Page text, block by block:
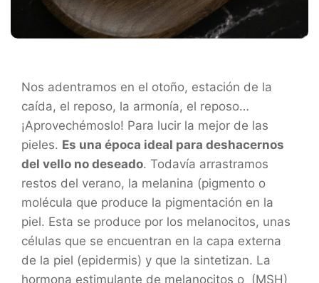
Nos adentramos en el otoño, estación de la
caída, el reposo, la armonía, el reposo…
¡Aprovechémoslo! Para lucir la mejor de las
pieles. Es una época ideal para deshacernos
del vello no deseado. Todavía arrastramos
restos del verano, la melanina (pigmento o
molécula que produce la pigmentación en la
piel. Esta se produce por los melanocitos, unas
células que se encuentran en la capa externa
de la piel (epidermis) y que la sintetizan. La
hormona estimulante de melanocitos o (MSH)